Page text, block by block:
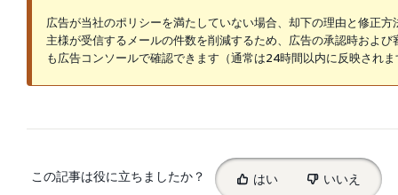
広告が当社のポリシーを満たしていない場合、却下の理由と修正
主様が受信するメールの件数を削減するため、広告の承認時およ
も広告コンソールで確認できます（通常は24時間以内に反映され
この記事は役に立ちましたか？
Select
feedback
はい いいえ